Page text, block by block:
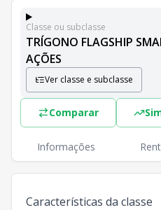
Classes e Subclasses do
Lista completa de
Classes
Classe
TRÍGONO FLAGSHIP SMALL CAPS
Classe ou subclasse
TRÍGONO FLAGSHIP
AÇÕES
Ver classe e subclasse
Comparar
Informações
Características da classe